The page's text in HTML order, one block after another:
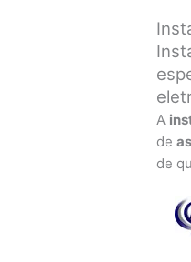
A
de
de